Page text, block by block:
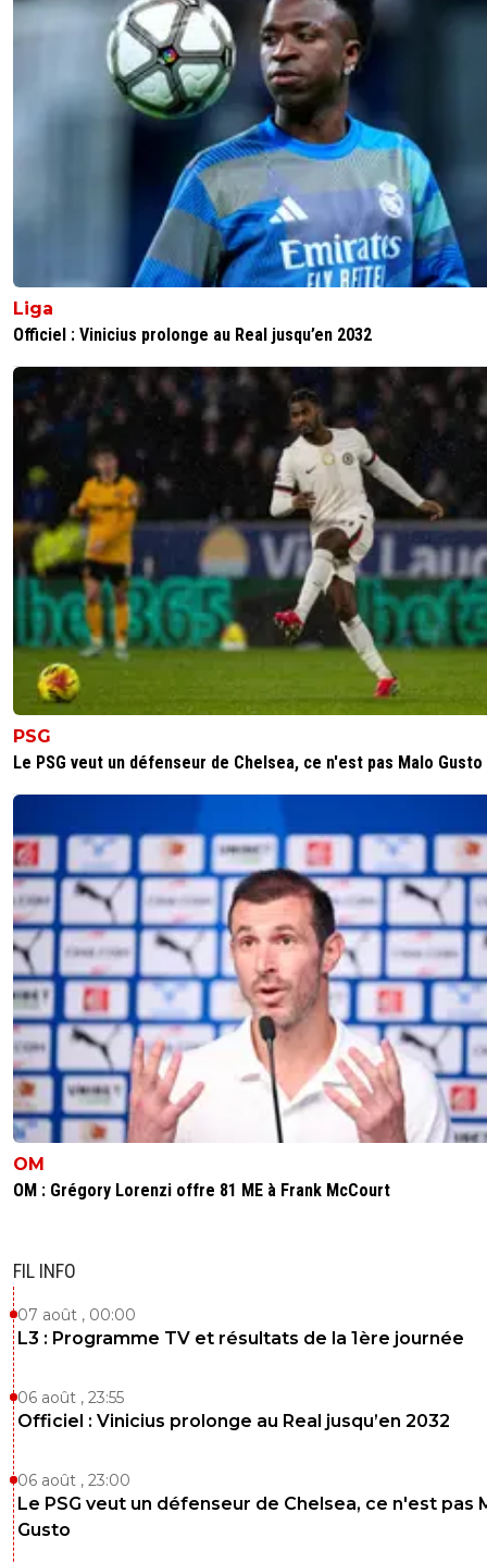
France...je ne vois pas pourquoi il hésite ??!! 🤔
0+ Répondre
eyraudcassetoi 28 juillet 2025 à 13:45
Leeds insiste car paixao joue sur tout les
espère un très gros transfert pour faire
Répondre
dark-phalus 28 juillet 2025 à 16:29 +0
Comparer Leeds et Metz🤣
In peu fort c est vrai😂
28 juillet 2025 à 15:20 +
Il n'y a pas que Paixao qui joue sur les deux
y a aussi Feyenoord qui veut en tirer le
d'argent.
0+ Répondre
Liga
Officiel : Vinicius prolonge au Real jusqu’en 2032
PSG
Le PSG veut un défenseur de Chelsea, ce n'est pas Malo Gusto
OM
OM : Grégory Lorenzi offre 81 ME à Frank McCourt
FIL INFO
07 août , 00:00
L3 : Programme TV et résultats de la 1ère journée
06 août , 23:55
Officiel : Vinicius prolonge au Real jusqu’en 2032
06 août , 23:00
Le PSG veut un défenseur de Chelsea, ce n'est pas
Gusto